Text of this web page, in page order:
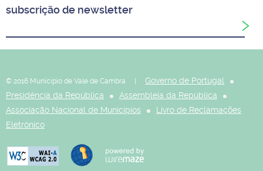
subscrição de newsletter
© 2016 Município de Vale de Cambra |
Governo de Portugal
Presidência da República
Assembleia da República
Associação Nacional de Municípios
Livro de Reclamações
Eletrónico